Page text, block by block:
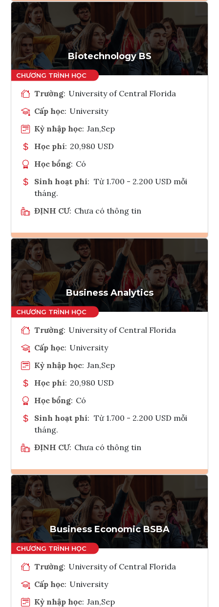
Ghi danh
Tham vấn Interlink
Biotechnology BS
Trường: University of Central Florida
Cấp học: University
Kỳ nhập học: Jan,Sep
Học phí: 20,980 USD
Học bổng: Có
Sinh hoạt phí: Từ 1.700 - 2.200 USD mỗi
tháng.
ĐỊNH CƯ: Chưa có thông tin
Ghi danh
Tham vấn Interlink
Business Analytics
Trường: University of Central Florida
Cấp học: University
Kỳ nhập học: Jan,Sep
Học phí: 20,980 USD
Học bổng: Có
Sinh hoạt phí: Từ 1.700 - 2.200 USD mỗi
tháng.
ĐỊNH CƯ: Chưa có thông tin
Ghi danh
Tham vấn Interlink
Business Economic BSBA
Trường: University of Central Florida
Cấp học: University
Kỳ nhập học: Jan,Sep